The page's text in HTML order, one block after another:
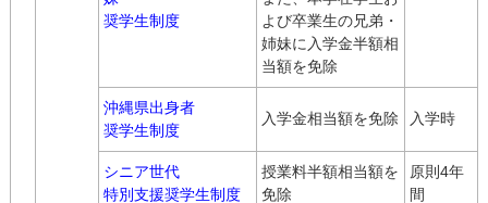
奨学生制度
よび卒業生の兄弟・
姉妹に入学金半額相
当額を免除
沖縄県出身者
奨学生制度
入学金相当額を免除 入学時
シニア世代
特別支援奨学生制度
授業料半額相当額を
免除
原則4年
間